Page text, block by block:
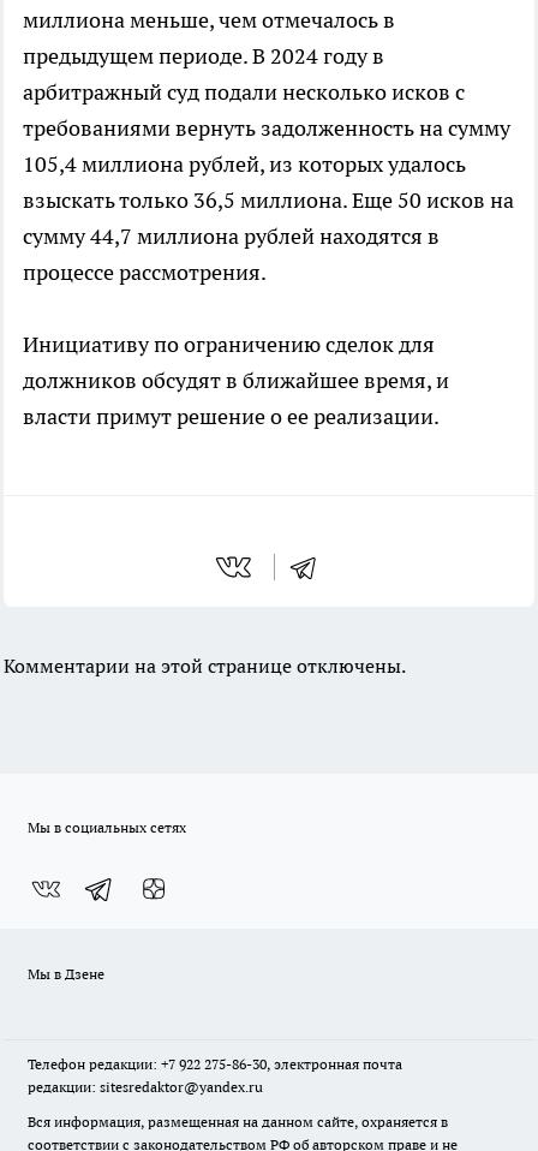
миллиона меньше, чем отмечалось в
предыдущем периоде. В 2024 году в
арбитражный суд подали несколько исков с
требованиями вернуть задолженность на сумму
105,4 миллиона рублей, из которых удалось
взыскать только 36,5 миллиона. Еще 50 исков на
сумму 44,7 миллиона рублей находятся в
процессе рассмотрения.
Инициативу по ограничению сделок для
должников обсудят в ближайшее время, и
власти примут решение о ее реализации.
Комментарии на этой странице отключены.
Мы в социальных сетях
Мы в Дзене
Телефон редакции: +7 922 275-86-30, электронная почта
редакции: sitesredaktor@yandex.ru
Вся информация, размещенная на данном сайте, охраняется в
соответствии с законодательством РФ об авторском праве и не